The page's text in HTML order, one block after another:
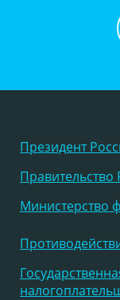
Президент
Министерство